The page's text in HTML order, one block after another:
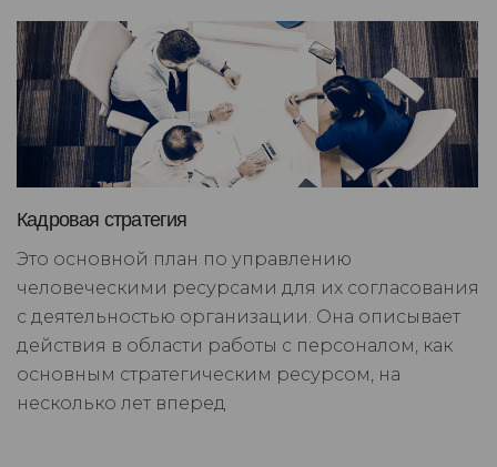
Кадровая стратегия
Это основной план по управлению
человеческими ресурсами для их согласования
с деятельностью организации. Она описывает
действия в области работы с персоналом, как
основным стратегическим ресурсом, на
несколько лет вперед